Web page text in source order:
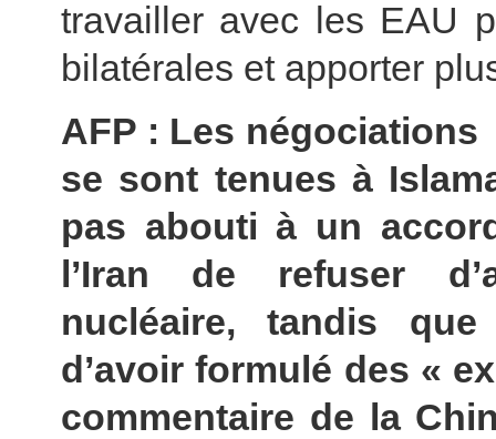
travailler avec les EAU
bilatérales et apporter
AFP : Les négociations
se sont tenues à
pas abouti à un
l’Iran de refuser
nucléaire, tandis
d’avoir formulé des «
commentaire de la